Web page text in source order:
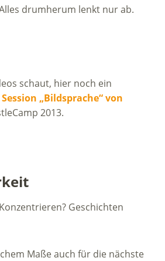
drumherum lenkt nur ab.
schaut, hier noch ein
Session „Bildsprache“ von
2013.
Geschichten
Maße auch für die nächste